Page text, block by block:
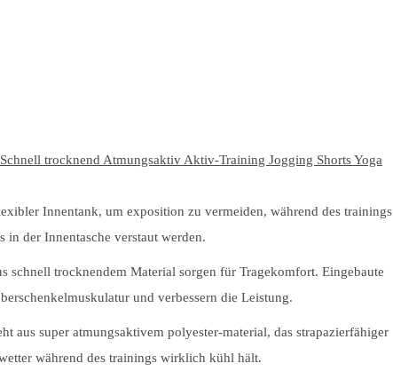
trocknend Atmungsaktiv Aktiv-Training Jogging Shorts Yoga
Innentank, um exposition zu vermeiden, während des trainings
in der Innentasche verstaut werden.
schnell trocknendem Material sorgen für Tragekomfort. Eingebaute
und verbessern die Leistung.
aus super atmungsaktivem polyester-material, das strapazierfähiger
während des trainings wirklich kühl hält.